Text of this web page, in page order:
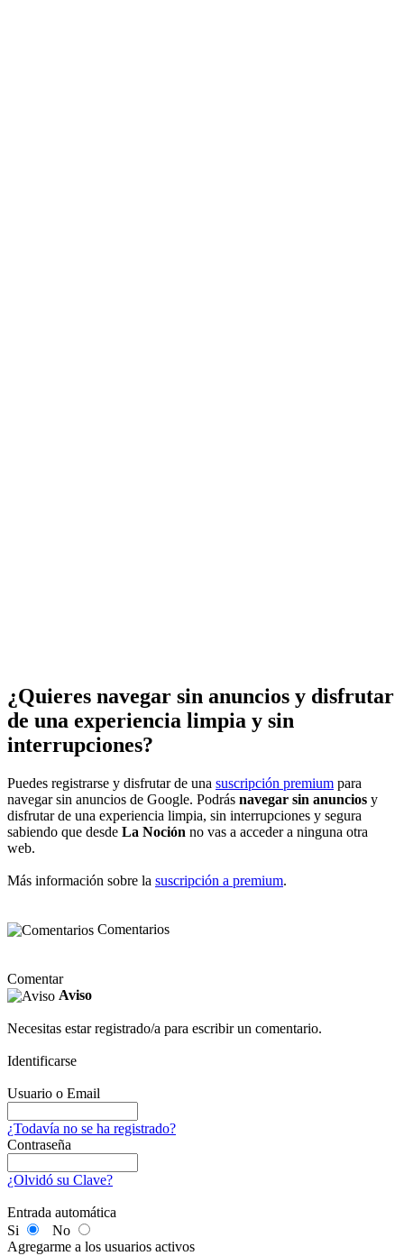
¿Quieres navegar sin anuncios y disfrutar
de una experiencia limpia y sin
interrupciones?
Puedes registrarse y disfrutar de una suscripción premium para
navegar sin anuncios de Google. Podrás navegar sin anuncios y
disfrutar de una experiencia limpia, sin interrupciones y segura
sabiendo que desde La Noción no vas a acceder a ninguna otra
web.
Más información sobre la suscripción a premium.
Comentarios
Comentar
Aviso
Necesitas estar registrado/a para escribir un comentario.
Identificarse
Usuario o Email
¿Todavía no se ha registrado?
Contraseña
¿Olvidó su Clave?
Entrada automática
Si
No
Agregarme a los usuarios activos